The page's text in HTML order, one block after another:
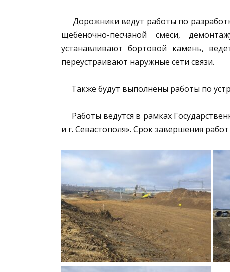
Дорожники ведут работы по
щебеночно-песчаной смеси,
устанавливают бортовой камень,
переустраивают наружные сети связи.
Также будут выполнены работы по
Работы ведутся в рамках
и г. Севастополя». Срок завершения